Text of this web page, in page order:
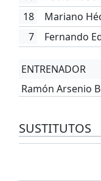
18 Mariano
7 Fernando
ENTRENADOR
Ramón Arsenio
SUSTITUTOS